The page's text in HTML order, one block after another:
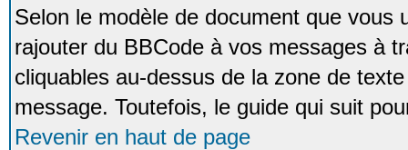
Selon le modèle de document que vous
rajouter du BBCode à vos messages à
cliquables au-dessus de la zone de
message. Toutefois, le guide qui suit
Revenir en haut de page